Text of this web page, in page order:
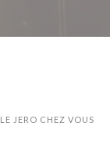
LE JERO CHEZ VOUS